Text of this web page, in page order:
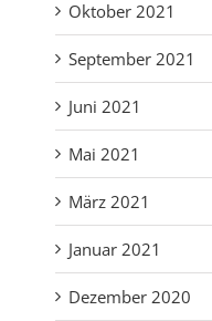
Oktober 2021
September 2021
Juni 2021
Mai 2021
März 2021
Januar 2021
Dezember 2020